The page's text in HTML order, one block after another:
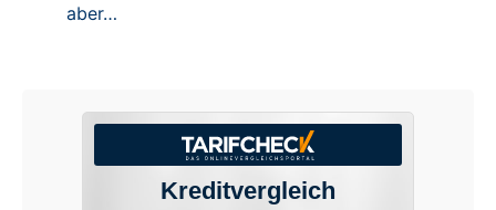
aber…
Kreditvergleich